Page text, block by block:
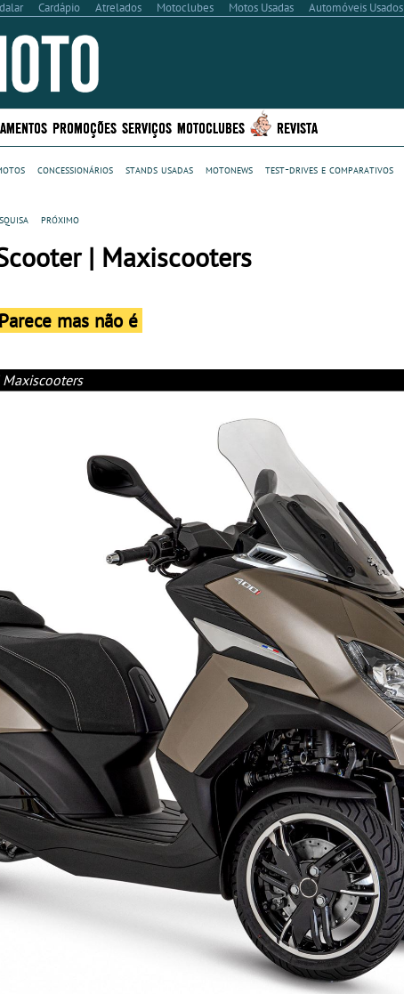
Cardápio Atrelados Motoclubes Motos Usadas Automóveis Usados
PROMOÇÕES SERVIÇOS MOTOCLUBES REVISTA
concessionários stands usadas motonews test-drives e comparativos
próximo
| Maxiscooters
mas não é